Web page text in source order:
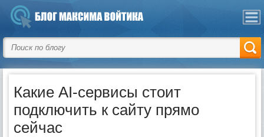
Какие AI-сервисы стоит
подключить к сайту прямо
сейчас